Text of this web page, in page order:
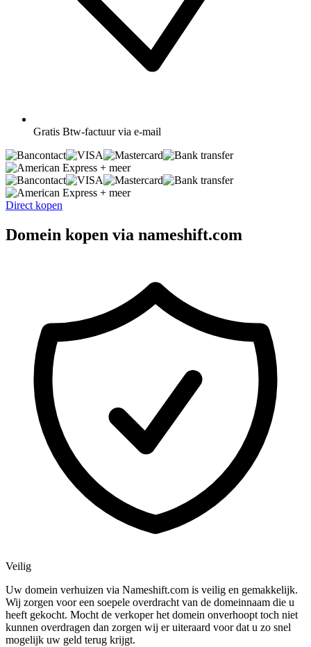
Gratis Btw-factuur via e-mail
+ meer
+ meer
Direct kopen
Domein kopen via nameshift.com
Veilig
Uw domein verhuizen via Nameshift.com is veilig en gemakkelijk.
Wij zorgen voor een soepele overdracht van de domeinnaam die u
heeft gekocht. Mocht de verkoper het domein onverhoopt toch niet
kunnen overdragen dan zorgen wij er uiteraard voor dat u zo snel
mogelijk uw geld terug krijgt.